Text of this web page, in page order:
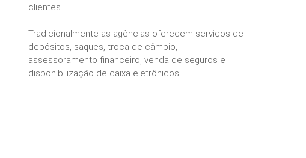
clientes.
Tradicionalmente as agências oferecem serviços de
depósitos, saques, troca de câmbio,
assessoramento financeiro, venda de seguros e
disponibilização de caixa eletrônicos.